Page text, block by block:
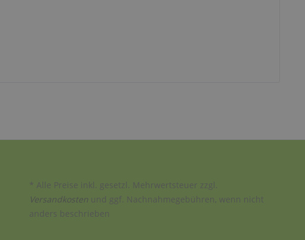
* Alle Preise inkl. gesetzl. Mehrwertsteuer zzgl.
Versandkosten und ggf. Nachnahmegebühren, wenn nicht
anders beschrieben